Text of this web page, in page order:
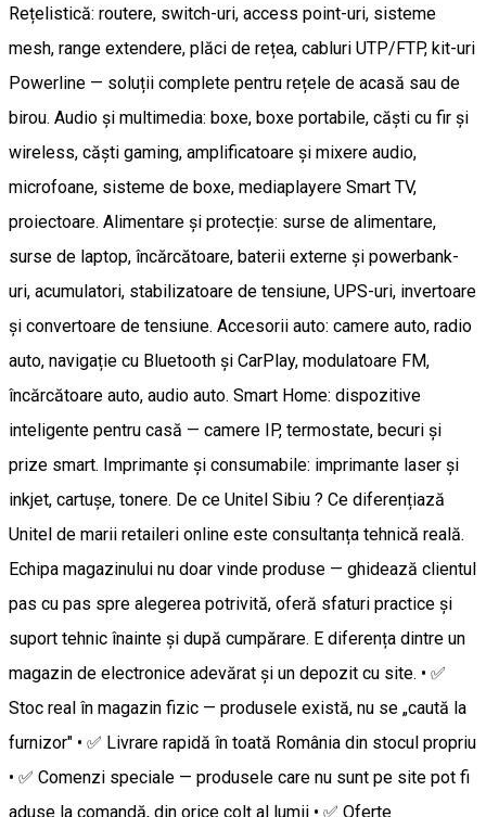
Rețelistică: routere, switch-uri, access point-uri, sisteme
mesh, range extendere, plăci de rețea, cabluri UTP/FTP, kit-uri
Powerline — soluții complete pentru rețele de acasă sau de
birou. Audio și multimedia: boxe, boxe portabile, căști cu fir și
wireless, căști gaming, amplificatoare și mixere audio,
microfoane, sisteme de boxe, mediaplayere Smart TV,
proiectoare. Alimentare și protecție: surse de alimentare,
surse de laptop, încărcătoare, baterii externe și powerbank-
uri, acumulatori, stabilizatoare de tensiune, UPS-uri, invertoare
și convertoare de tensiune. Accesorii auto: camere auto, radio
auto, navigație cu Bluetooth și CarPlay, modulatoare FM,
încărcătoare auto, audio auto. Smart Home: dispozitive
inteligente pentru casă — camere IP, termostate, becuri și
prize smart. Imprimante și consumabile: imprimante laser și
inkjet, cartușe, tonere. De ce Unitel Sibiu ? Ce diferențiază
Unitel de marii retaileri online este consultanța tehnică reală.
Echipa magazinului nu doar vinde produse — ghidează clientul
pas cu pas spre alegerea potrivită, oferă sfaturi practice și
suport tehnic înainte și după cumpărare. E diferența dintre un
magazin de electronice adevărat și un depozit cu site. • ✅
Stoc real în magazin fizic — produsele există, nu se „caută la
furnizor" • ✅ Livrare rapidă în toată România din stocul propriu
• ✅ Comenzi speciale — produsele care nu sunt pe site pot fi
aduse la comandă, din orice colț al lumii • ✅ Oferte